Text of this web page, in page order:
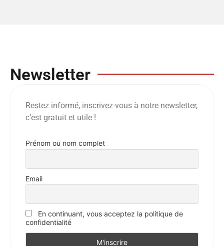
Newsletter
Restez informé, inscrivez-vous à notre newsletter,
c’est gratuit et utile !
Prénom ou nom complet
Email
En continuant, vous acceptez la politique de
confidentialité